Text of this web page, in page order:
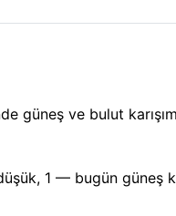
ve bulut
1 — bugün güneş